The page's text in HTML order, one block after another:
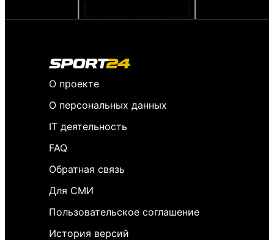
О проекте
О персональных данных
IT деятельность
FAQ
Обратная связь
Для СМИ
Пользовательское соглашение
История версий